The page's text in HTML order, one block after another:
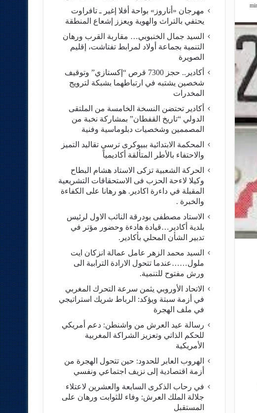
مهرجان «أناروز» بواحة أفلا إغير ـ تافراوت
يحتفي بالتراث والهوية ويعزز إشعاع المنطقة
السيد جمال الخنبوبي… مقاربة القرب ورهان
التنمية بجماعة أولاد لمرابط تفتاشت، إقليم
الصويرة
أكادير.. حجز 7300 قرص “إكستازي” وتوقيف
شخصين يشتبه في ارتباطهما بشبكة لترويج
المخدرات
أكادير تحتضن النسخة الخامسة من الملتقى
الدولي “تاريخ القفطان” بمشاركة نخبة من
المصممين وشخصيات دبلوماسية وفنية
المحكمة الابتدائية ببيوكرى ترسي تقاليد التميز
والاحتفاء بالأطر المتألقة أكاديمياً
الحركة الشعبية تزكى الاستاد هشام البطاح
وكيلا لاءحة الحزب فى الاستحقاقات التشريعية
المقبلة في داءرة اكادير. هو رهانا على الكفاءة
والخبرة .
الاستاد مصطفى بودرقة النائب الاول لرئيس
بلدية أكادير…قيادة هادءة وحضور مؤتر في
تدبير الشأن المحلي بأكادير.
السيد محمد الزهر عامل عمالة انزكان ايت
ملول……عندما تتحول الارادة الترابية الى
ورش مفتوح للتنمية.
الاتحاد الأوروبي يثمن سرعة التحرك المغربي
في أزمة سبتة ويؤكد: الرباط شريك استراتيجي
في ملف الهجرة
رسالة عيد العرش من واشنطن: دعم أمريكي
للحكم الذاتي وتعزيز الشراكة المغربية
الأمريكية
​الهروب العابر للحدود: حين تتحول الهجرة من
أزمة اقتصادية إلى نزيف اجتماعي ونفسي
في رحاب الذكرى السابعة والعشرين لاعتلاء
جلالة الملك العرش: وفاء للثوابت ورهان على
المستقبل